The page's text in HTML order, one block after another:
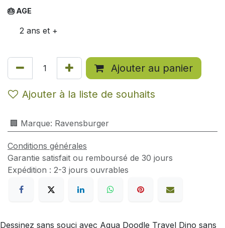
🎂 AGE
2 ans et +
Ajouter au panier
Ajouter à la liste de souhaits
🏢 Marque: Ravensburger
Conditions générales
Garantie satisfait ou remboursé de 30 jours
Expédition : 2-3 jours ouvrables
Dessinez sans souci avec Aqua Doodle Travel Dino sans